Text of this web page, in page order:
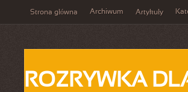
Strona główna Archiwum Artykuły
ROZRYWKA